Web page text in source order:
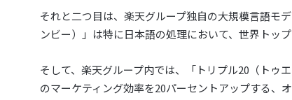
それと二つ目は、楽天グループ独自の大規模言語モ
ンビー）」は特に日本語の処理において、世界トッ
そして、楽天グループ内では、「トリプル20（トゥ
のマーケティング効率を20パーセントアップする、